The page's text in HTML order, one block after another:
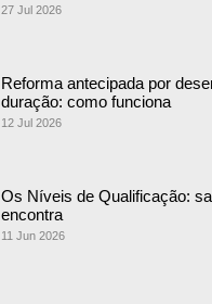
27 Jul 2026
Reforma antecipada por
duração: como funciona
12 Jul 2026
Os Níveis de Qualificação:
encontra
11 Jun 2026